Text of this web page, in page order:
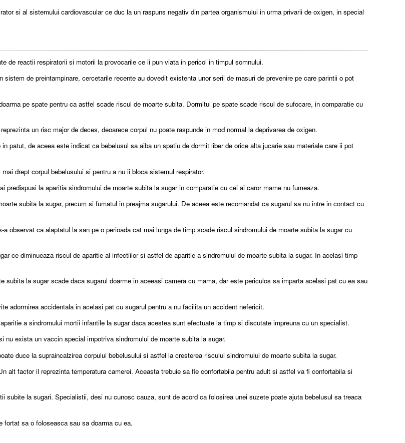
si al sistemului cardiovascular ce duc la un raspuns negativ din partea organismului in urma privarii de oxigen, in special
de reactii respiratorii si motorii la provocarile ce ii pun viata in pericol in timpul somnului.
de preintampinare, cercetarile recente au dovedit existenta unor serii de masuri de prevenire pe care parintii o pot
pe spate pentru ca astfel scade riscul de moarte subita. Dormitul pe spate scade riscul de sufocare, in comparatie cu
un risc major de deces, deoarece corpul nu poate raspunde in mod normal la deprivarea de oxigen.
patut, de aceea este indicat ca bebelusul sa aiba un spatiu de dormit liber de orice alta jucarie sau materiale care ii pot
drept corpul bebelusului si pentru a nu ii bloca sistemul respirator.
predispusi la aparitia sindromului de moarte subita la sugar in comparatie cu cei ai caror mame nu fumeaza.
subita la sugar, precum si fumatul in preajma sugarului. De aceea este recomandat ca sugarul sa nu intre in contact cu
observat ca alaptatul la san pe o perioada cat mai lunga de timp scade riscul sindromului de moarte subita la sugar cu
ce diminueaza riscul de aparitie al infectiilor si astfel de aparitie a sindromului de moarte subita la sugar. In acelasi timp
subita la sugar scade daca sugarul doarme in aceeasi camera cu mama, dar este periculos sa imparta acelasi pat cu ea sau
adormirea accidentala in acelasi pat cu sugarul pentru a nu facilita un accident nefericit.
a sindromului mortii infantile la sugar daca acestea sunt efectuate la timp si discutate impreuna cu un specialist.
exista un vaccin special impotriva sindromului de moarte subita la sugar.
duce la supraincalzirea corpului bebelusului si astfel la cresterea riscului sindromului de moarte subita la sugar.
alt factor il reprezinta temperatura camerei. Aceasta trebuie sa fie confortabila pentru adult si astfel va fi confortabila si
subite la sugari. Specialistii, desi nu cunosc cauza, sunt de acord ca folosirea unei suzete poate ajuta bebelusul sa treaca
fortat sa o foloseasca sau sa doarma cu ea.